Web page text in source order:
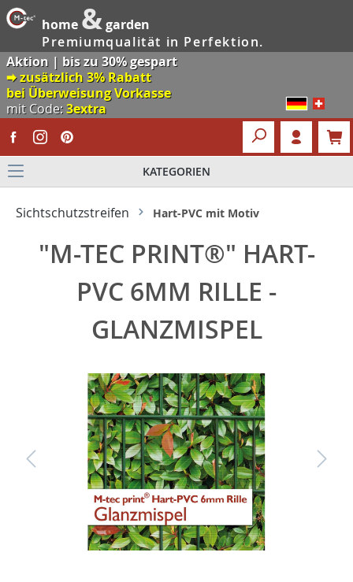
home &garden
Premiumqualität in Perfektion.
Aktion | bis zu 30% gespart
🠮 zusätzlich 3% Rabatt
bei Überweisung Vorkasse
mit Code:3extra
KATEGORIEN
Sichtschutzstreifen Hart-PVC mit Motiv
"M-TEC PRINT®" HART-
PVC 6MM RILLE -
GLANZMISPEL